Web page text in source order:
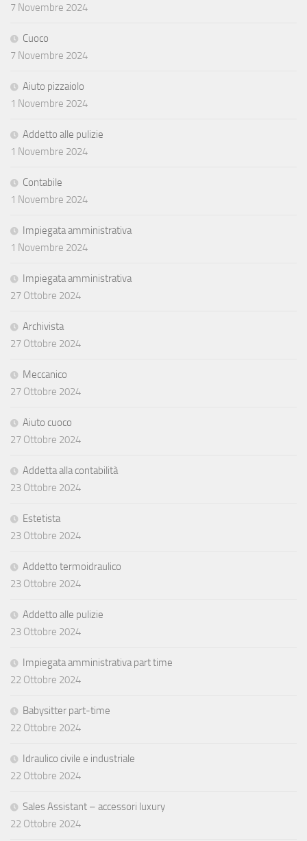
7 Novembre 2024
Cuoco
7 Novembre 2024
Aiuto pizzaiolo
1 Novembre 2024
Addetto alle pulizie
1 Novembre 2024
Contabile
1 Novembre 2024
Impiegata amministrativa
1 Novembre 2024
Impiegata amministrativa
27 Ottobre 2024
Archivista
27 Ottobre 2024
Meccanico
27 Ottobre 2024
Aiuto cuoco
27 Ottobre 2024
Addetta alla contabilità
23 Ottobre 2024
Estetista
23 Ottobre 2024
Addetto termoidraulico
23 Ottobre 2024
Addetto alle pulizie
23 Ottobre 2024
Impiegata amministrativa part time
22 Ottobre 2024
Babysitter part-time
22 Ottobre 2024
Idraulico civile e industriale
22 Ottobre 2024
Sales Assistant – accessori luxury
22 Ottobre 2024